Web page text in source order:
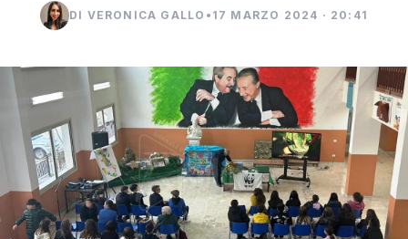
DI VERONICA GALLO • 17 MARZO 2024 · 20:41